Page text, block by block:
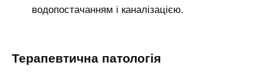
водопостачанням і каналізацією.
Терапевтична патологія